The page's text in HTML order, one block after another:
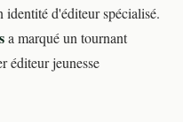
d'éditeur spécialisé.
a marqué un tournant
éditeur jeunesse